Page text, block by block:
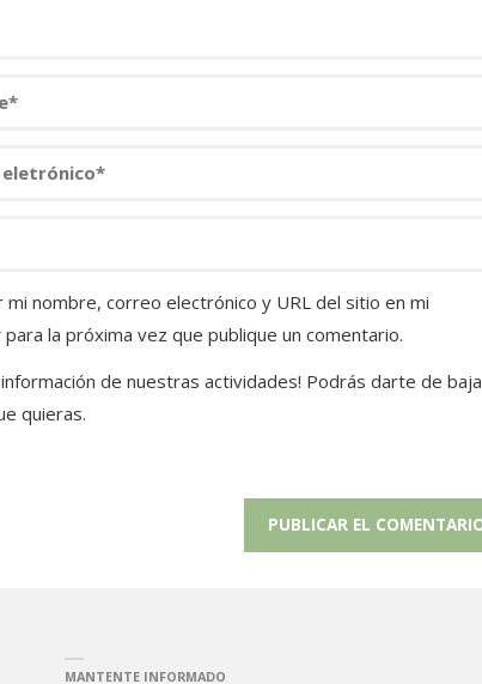
mi nombre, correo electrónico y URL del sitio en mi
la próxima vez que publique un comentario.
información de nuestras actividades! Podrás darte de baja
quieras.
MANTENTE INFORMADO